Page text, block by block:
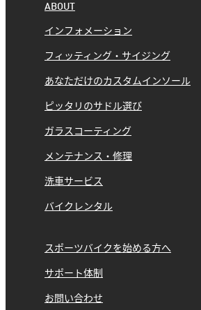
ABOUT
インフォメーション
フィッティング・サイジング
あなただけのカスタムインソール
ピッタリのサドル選び
ガラスコーティング
メンテナンス・修理
洗車サービス
バイクレンタル
スポーツバイクを始める方へ
サポート体制
お問い合わせ